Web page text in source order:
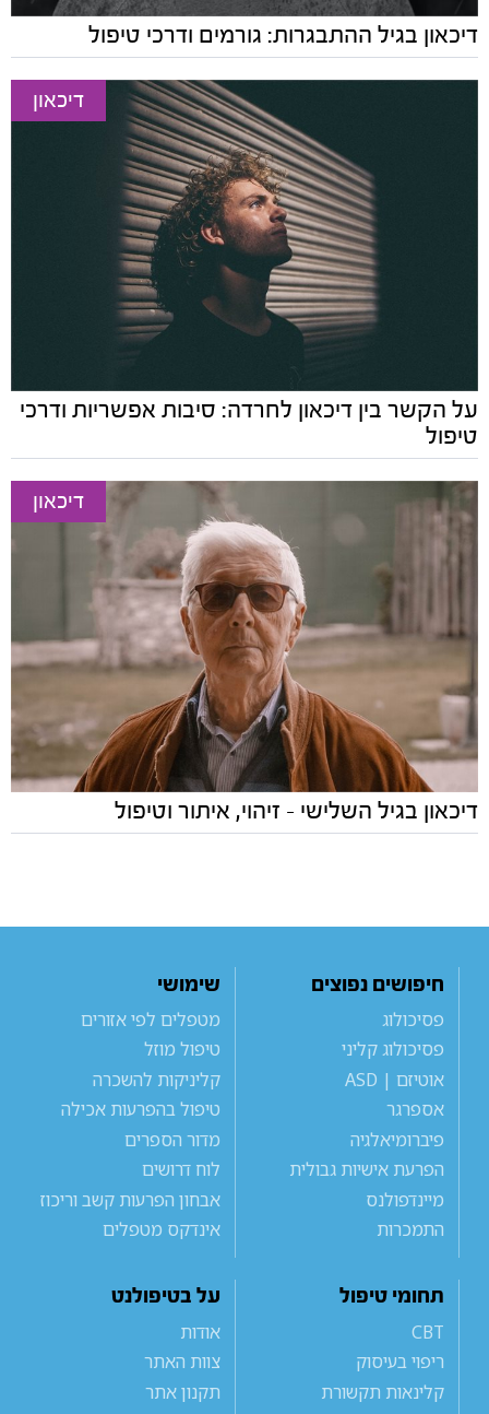
דיכאון בגיל ההתבגרות: גורמים ודרכי טיפול
דיכאון
על הקשר בין דיכאון לחרדה: סיבות אפשריות ודרכי
טיפול
דיכאון
דיכאון בגיל השלישי - זיהוי, איתור וטיפול
חיפושים נפוצים
פסיכולוג
פסיכולוג קליני
אוטיזם | ASD
אספרגר
פיברומיאלגיה
הפרעת אישיות גבולית
מיינדפולנס
התמכרות
שימושי
מטפלים לפי אזורים
טיפול מוזל
קליניקות להשכרה
טיפול בהפרעות אכילה
מדור הספרים
לוח דרושים
אבחון הפרעות קשב וריכוז
אינדקס מטפלים
תחומי טיפול
CBT
ריפוי בעיסוק
קלינאות תקשורת
על בטיפולנט
אודות
צוות האתר
תקנון אתר